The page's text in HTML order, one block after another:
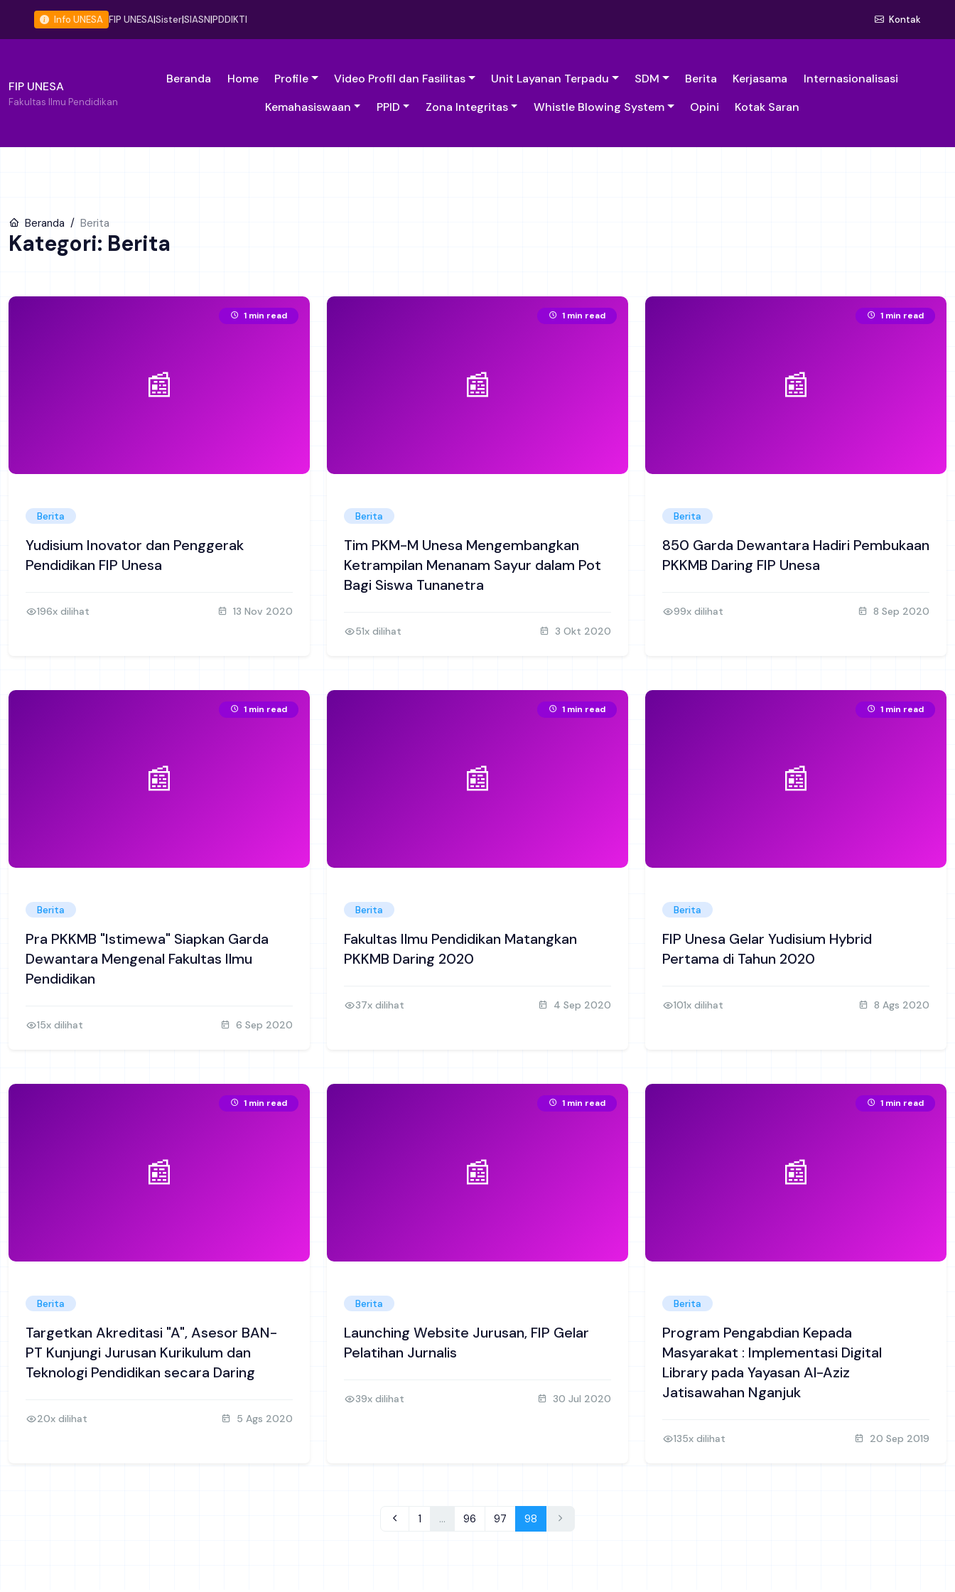
Info UNESA FIP UNESA|Sister|SIASN|PDDIKTI Kontak
FIP UNESA
Fakultas Ilmu Pendidikan
Beranda Home Profile Video Profil dan Fasilitas Unit Layanan Terpadu SDM Berita Kerjasama
Internasionalisasi
Kemahasiswaan
PPID Zona Integritas Whistle Blowing System Opini Kotak Saran
Beranda Berita
Kategori: Berita
📰
1 min read
Berita
Yudisium Inovator dan Penggerak
Pendidikan FIP Unesa
196x dilihat 13 Nov 2020
📰
1 min read
Berita
Tim PKM-M Unesa Mengembangkan
Ketrampilan Menanam Sayur dalam Pot
Bagi Siswa Tunanetra
51x dilihat 3 Okt 2020
📰
1 min read
Berita
850 Garda Dewantara Hadiri Pembukaan
PKKMB Daring FIP Unesa
99x dilihat 8 Sep 2020
📰
1 min read
Berita
Pra PKKMB "Istimewa" Siapkan Garda
Dewantara Mengenal Fakultas Ilmu
Pendidikan
15x dilihat 6 Sep 2020
📰
1 min read
Berita
Fakultas Ilmu Pendidikan Matangkan
PKKMB Daring 2020
37x dilihat 4 Sep 2020
📰
1 min read
Berita
FIP Unesa Gelar Yudisium Hybrid
Pertama di Tahun 2020
101x dilihat 8 Ags 2020
📰
1 min read
Berita
Targetkan Akreditasi "A", Asesor BAN-
PT Kunjungi Jurusan Kurikulum dan
Teknologi Pendidikan secara Daring
20x dilihat 5 Ags 2020
📰
1 min read
Berita
Launching Website Jurusan, FIP Gelar
Pelatihan Jurnalis
39x dilihat 30 Jul 2020
📰
1 min read
Berita
Program Pengabdian Kepada
Masyarakat : Implementasi Digital
Library pada Yayasan Al-Aziz
Jatisawahan Nganjuk
135x dilihat 20 Sep 2019
1 … 96 97 98